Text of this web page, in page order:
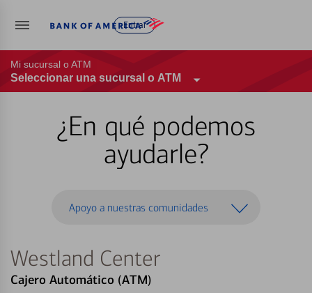
Entrar
Mi sucursal o ATM
Seleccionar una sucursal o ATM
¿En qué podemos
ayudarle?
Apoyo a nuestras comunidades
Westland Center
Cajero Automático (ATM)